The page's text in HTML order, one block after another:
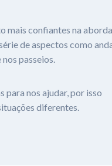
mais confiantes na
de aspectos como
passeios.
para nos ajudar, por isso
diferentes.